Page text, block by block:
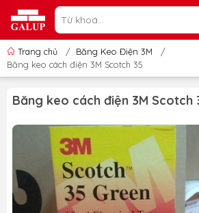
Trang chủ / Băng Keo Điện 3M
/
Băng keo cách điện 3M Scotch 35
Băng keo cách điện 3M Scotch